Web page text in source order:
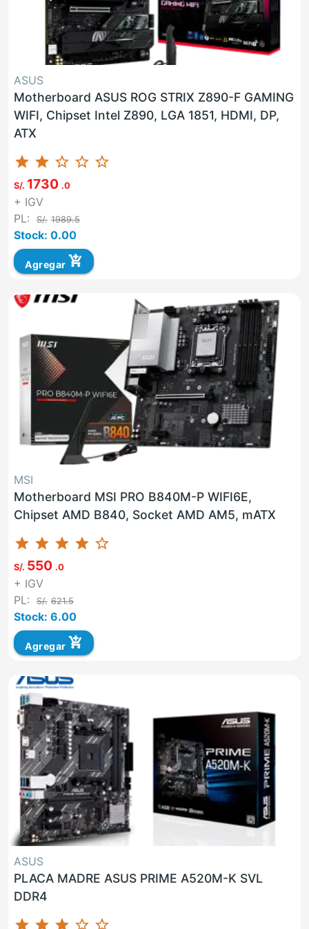
ASUS
Motherboard ASUS ROG STRIX Z890-F GAMING
WIFI, Chipset Intel Z890, LGA 1851, HDMI, DP,
ATX
star star star_border star_border star_border
S/. 1730 .0
+ IGV
PL:
S/. 1989.5
Stock: 0.00
Agregar add_shopping_cart
MSI
Motherboard MSI PRO B840M-P WIFI6E,
Chipset AMD B840, Socket AMD AM5, mATX
star star star star star_border
S/. 550 .0
+ IGV
PL:
S/. 621.5
Stock: 6.00
Agregar add_shopping_cart
ASUS
PLACA MADRE ASUS PRIME A520M-K SVL
DDR4
star star star star_border star_border